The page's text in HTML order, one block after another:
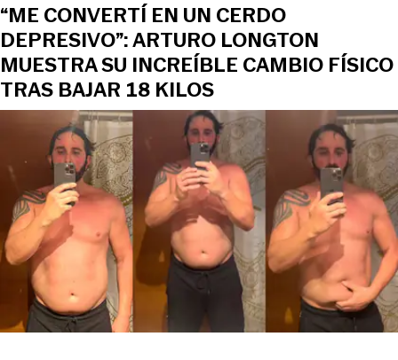
“ME CONVERTÍ EN UN CERDO
DEPRESIVO”: ARTURO LONGTON
MUESTRA SU INCREÍBLE CAMBIO FÍSICO
TRAS BAJAR 18 KILOS